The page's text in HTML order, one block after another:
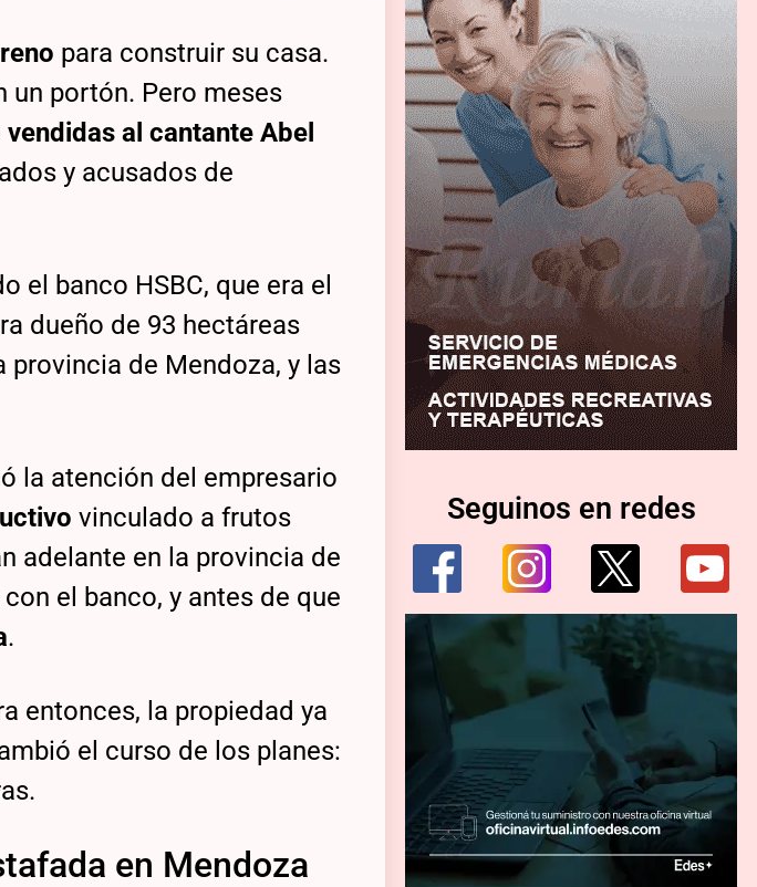
para construir su casa.
un portón. Pero meses
al cantante Abel
y acusados de
el banco HSBC, que era el
dueño de 93 hectáreas
provincia de Mendoza, y las
la atención del empresario
vinculado a frutos
adelante en la provincia de
el banco, y antes de que
.
entonces, la propiedad ya
el curso de los planes:
en Mendoza
Seguinos en redes